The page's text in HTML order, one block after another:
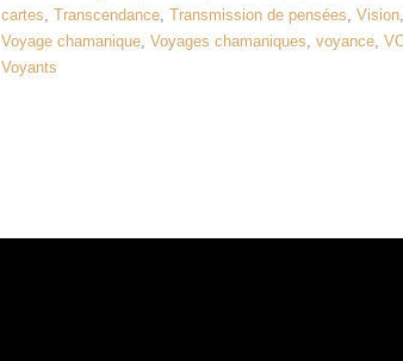
cartes,Transcendance,Transmission de pensées,Vision
Voyage chamanique,Voyages chamaniques,voyance,
Voyants